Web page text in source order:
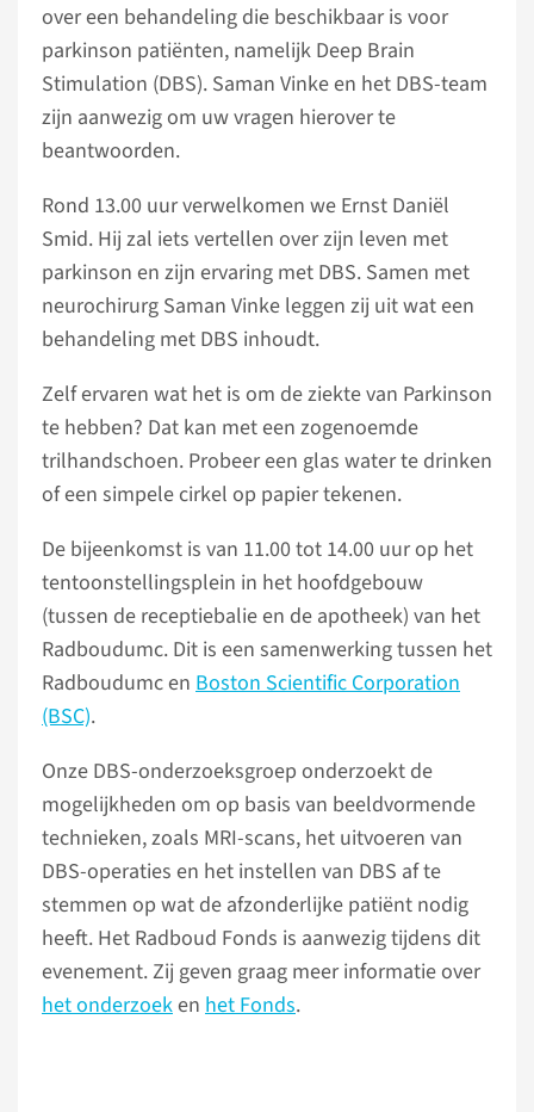
over een behandeling die beschikbaar is voor
parkinson patiënten, namelijk Deep Brain
Stimulation (DBS). Saman Vinke en het DBS-team
zijn aanwezig om uw vragen hierover te
beantwoorden.
Rond 13.00 uur verwelkomen we Ernst Daniël
Smid. Hij zal iets vertellen over zijn leven met
parkinson en zijn ervaring met DBS. Samen met
neurochirurg Saman Vinke leggen zij uit wat een
behandeling met DBS inhoudt.
Zelf ervaren wat het is om de ziekte van Parkinson
te hebben? Dat kan met een zogenoemde
trilhandschoen. Probeer een glas water te drinken
of een simpele cirkel op papier tekenen.
De bijeenkomst is van 11.00 tot 14.00 uur op het
tentoonstellingsplein in het hoofdgebouw
(tussen de receptiebalie en de apotheek) van het
Radboudumc. Dit is een samenwerking tussen het
Radboudumc en Boston Scientific Corporation
(BSC).
Onze DBS-onderzoeksgroep onderzoekt de
mogelijkheden om op basis van beeldvormende
technieken, zoals MRI-scans, het uitvoeren van
DBS-operaties en het instellen van DBS af te
stemmen op wat de afzonderlijke patiënt nodig
heeft. Het Radboud Fonds is aanwezig tijdens dit
evenement. Zij geven graag meer informatie over
het onderzoeken het Fonds.